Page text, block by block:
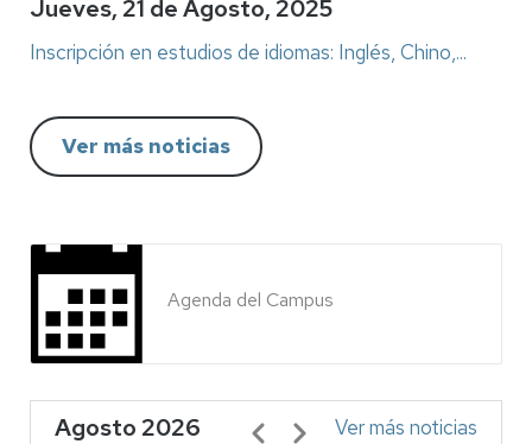
Jueves, 21 de Agosto, 2025
Inscripción en estudios de idiomas: Inglés, Chino,...
Ver más noticias
Agenda del Campus
Agosto 2026 Paginación Ver más noticias